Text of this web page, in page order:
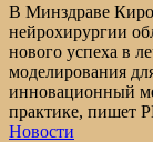
В Минздраве
нейрохирургии
нового успеха в
моделирования
инновационный
практике, пишет
Новости